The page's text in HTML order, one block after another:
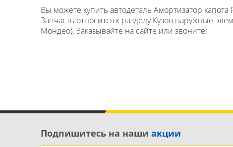
Вы можете купить автодеталь Амортизатор
Запчасть относится к разделу Кузов наружные
Мондео). Заказывайте на сайте или звоните!
Подпишитесь на наши акции